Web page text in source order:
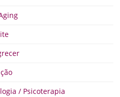
/ Psicoterapia